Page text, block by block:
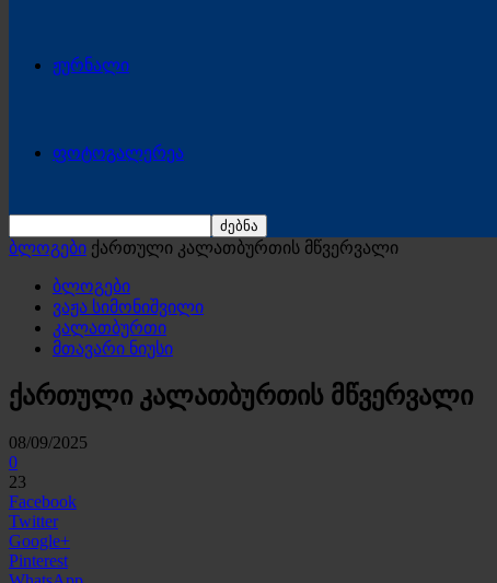
ჟურნალი
ფოტოგალერეა
ბლოგები ქართული კალათბურთის მწვერვალი
ბლოგები
ვაჟა სიმონიშვილი
კალათბურთი
მთავარი ნიუსი
ქართული კალათბურთის მწვერვალი
08/09/2025
0
23
Facebook
Twitter
Google+
Pinterest